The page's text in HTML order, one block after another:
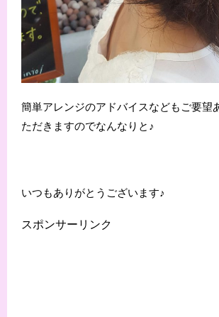
簡単アレンジのアドバイスなどもご要望
ただきますのでなんなりと♪
いつもありがとうございます♪
スポンサーリンク